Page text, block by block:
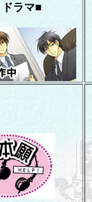
ラマ■